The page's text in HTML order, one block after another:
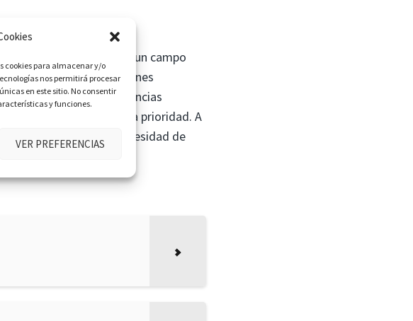
cookies para almacenar y/o
nos permitirá procesar
en este sitio. No consentir
y funciones.
VER PREFERENCIAS
de nicho, es de hecho un campo
que las transacciones
que las competencias
sea siempre una prioridad. A
también lo hace la necesidad de
Derecho Ecuestre.